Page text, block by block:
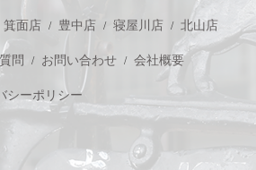
箕面店 豊中店 寝屋川店 北山店
問 お問い合わせ 会社概要
シーポリシー